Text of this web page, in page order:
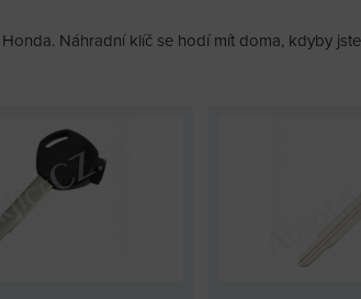
Náhradní klíč se hodí mít doma, kdyby